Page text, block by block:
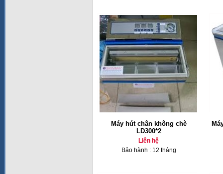
Máy hút chân không chè
LD300*2
Liên hệ
Bảo hành : 12 tháng